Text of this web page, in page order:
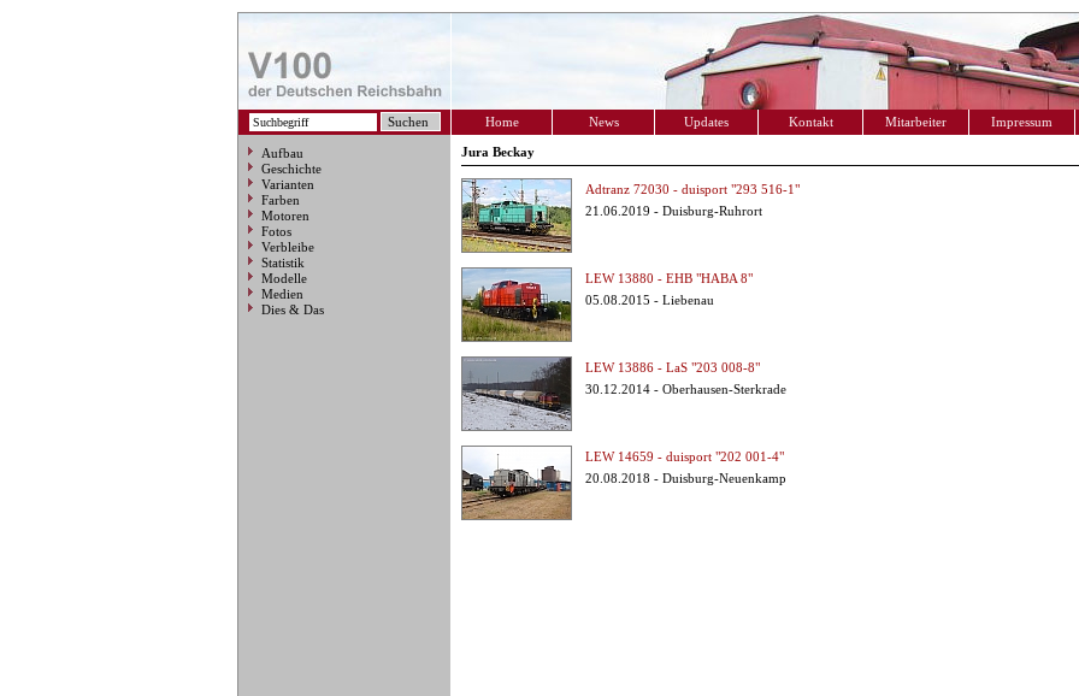
Home News Updates Kontakt Mitarbeiter Impressum
Aufbau
Geschichte
Varianten
Farben
Motoren
Fotos
Verbleibe
Statistik
Modelle
Medien
Dies & Das
Jura Beckay
Adtranz 72030 - duisport "293 516-1"
21.06.2019 - Duisburg-Ruhrort
LEW 13880 - EHB "HABA 8"
05.08.2015 - Liebenau
LEW 13886 - LaS "203 008-8"
30.12.2014 - Oberhausen-Sterkrade
LEW 14659 - duisport "202 001-4"
20.08.2018 - Duisburg-Neuenkamp